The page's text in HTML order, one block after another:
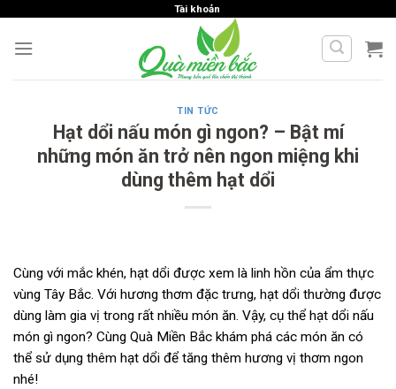
content
Tài khoản
TIN TỨC
Hạt dổi nấu món gì ngon? – Bật mí
những món ăn trở nên ngon miệng khi
dùng thêm hạt dổi
Cùng với mắc khén, hạt dổi được xem là linh hồn của ẩm thực
vùng Tây Bắc. Với hương thơm đặc trưng, hạt dổi thường được
dùng làm gia vị trong rất nhiều món ăn. Vậy, cụ thể hạt dổi nấu
món gì ngon? Cùng Quà Miền Bắc khám phá các món ăn có
thể sử dụng thêm hạt dổi để tăng thêm hương vị thơm ngon
nhé!